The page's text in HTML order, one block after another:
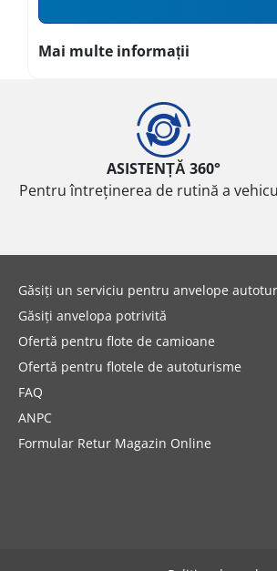
Mai multe informații
ASISTENȚĂ 360°
Pentru întreținerea de rutină a
Găsiți un serviciu pentru anvelope
Găsiți anvelopa potrivită
Ofertă pentru flote de camioane
Ofertă pentru flotele de autoturisme
FAQ
ANPC
Formular Retur Magazin Online